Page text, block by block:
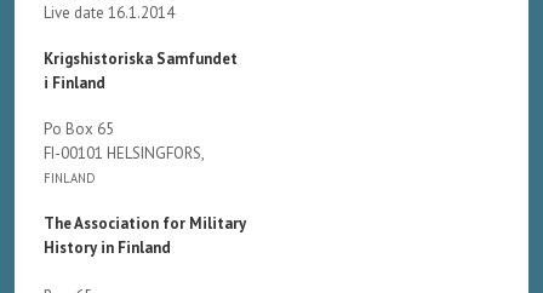
Live date 16.1.2014
Krigshistoriska Samfundet
i Finland
Po Box 65
FI-00101 HELSINGFORS,
FINLAND
The Association for Military
History in Finland